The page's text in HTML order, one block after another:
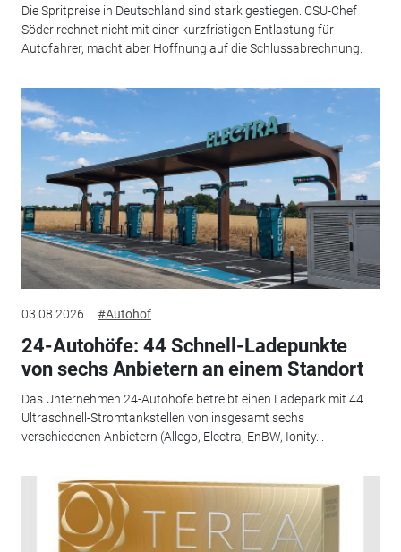
Die Spritpreise in Deutschland sind stark gestiegen. CSU-Chef
Söder rechnet nicht mit einer kurzfristigen Entlastung für
Autofahrer, macht aber Hoffnung auf die Schlussabrechnung.
03.08.2026 #Autohof
24-Autohöfe: 44 Schnell-Ladepunkte
von sechs Anbietern an einem Standort
Das Unternehmen 24-Autohöfe betreibt einen Ladepark mit 44
Ultraschnell-Stromtankstellen von insgesamt sechs
verschiedenen Anbietern (Allego, Electra, EnBW, Ionity...